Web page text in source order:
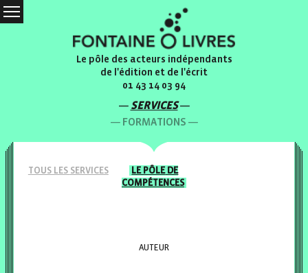
Le pôle des acteurs indépendants
de l'édition et de l'écrit
01 43 14 03 94
SERVICES
FORMATIONS
TOUS LES SERVICES LE PÔLEDE
COMPÉTENCES
AUTEUR